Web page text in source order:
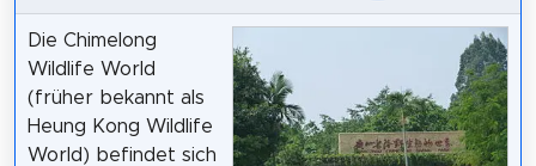
Die Chimelong
Wildlife World
(früher bekannt als
Heung Kong Wildlife
World) befindet sich